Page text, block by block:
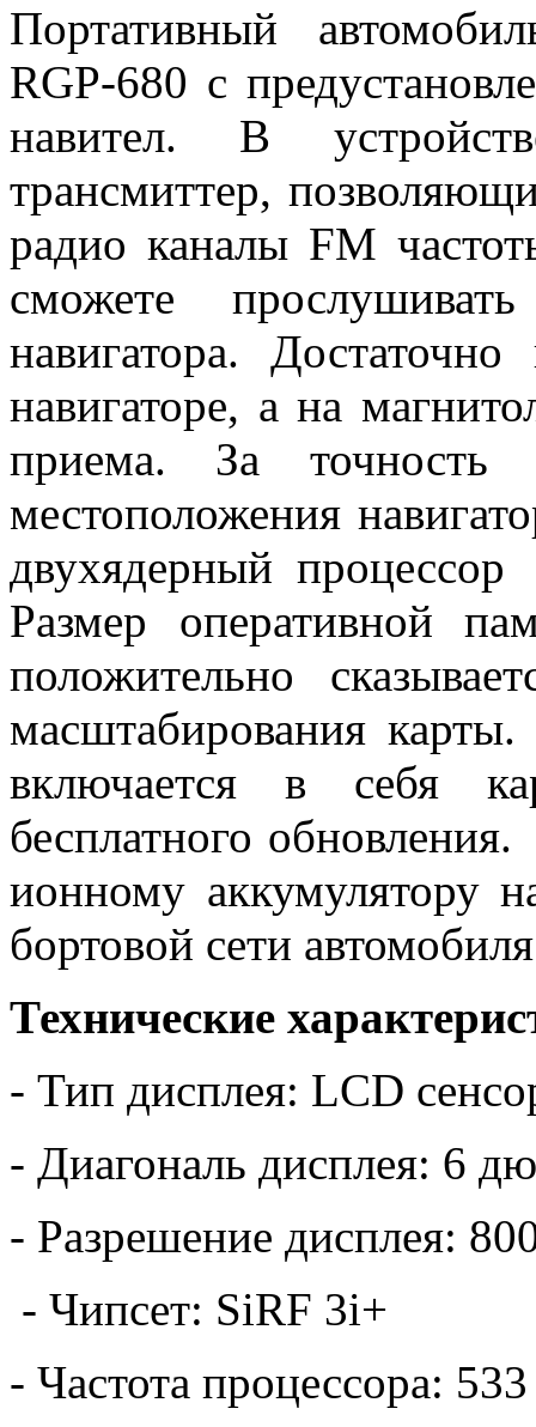
Портативный
RGP-680 c
навител. В
трансмиттер,
радио каналы FM
сможете
навигатора.
навигаторе, а на
приема. За точность
местоположения
двухядерный
Размер оперативной
положительно
масштабирования
включается в себя
бесплатного
ионному аккумулятору
бортовой сети
Технические
- Тип дисплея: LCD
- Диагональ дисплея: 6
- Разрешение дисплея:
- Чипсет: SiRF 3i+
- Частота процессора: